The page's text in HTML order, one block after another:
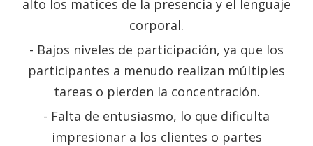
alto los matices de la presencia y el lenguaje
corporal.
- Bajos niveles de participación, ya que los
participantes a menudo realizan múltiples
tareas o pierden la concentración.
- Falta de entusiasmo, lo que dificulta
impresionar a los clientes o partes